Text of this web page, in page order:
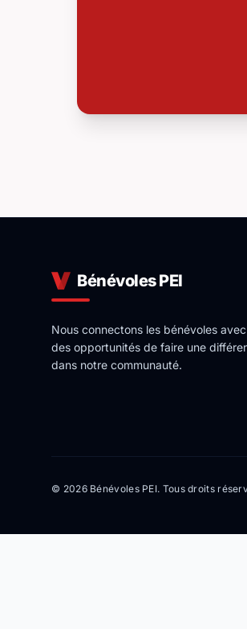
Bénévoles PEI
Nous connectons les bénévoles avec
des opportunités de faire une
dans notre communauté.
© 2026 Bénévoles PEI. Tous droits